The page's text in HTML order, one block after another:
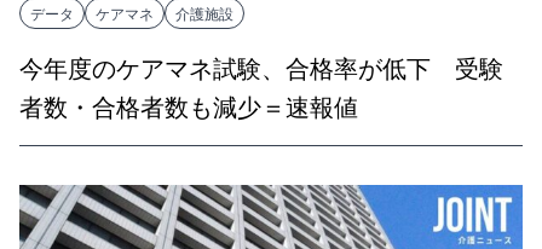
データ
ケアマネ 介護施設
今年度のケアマネ試験、合格率が低下 受験
者数・合格者数も減少＝速報値